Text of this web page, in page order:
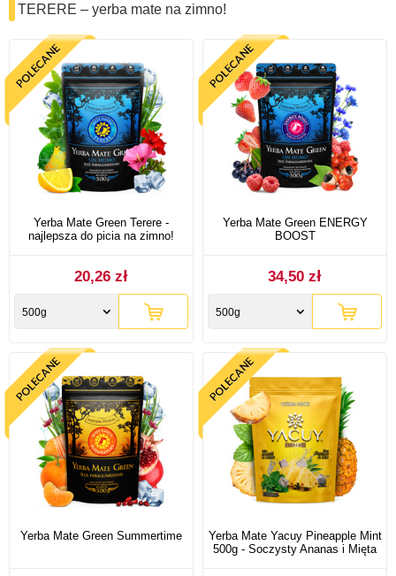
TERERE – yerba mate na zimno!
Yerba Mate Green Terere -
najlepsza do picia na zimno!
20,26 zł
500g
Yerba Mate Green ENERGY
BOOST
34,50 zł
500g
Yerba Mate Green Summertime
Yerba Mate Yacuy Pineapple Mint
500g - Soczysty Ananas i Mięta